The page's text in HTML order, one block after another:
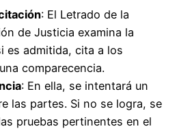
: El Letrado de la
de Justicia examina la
es admitida, cita a los
comparecencia.
: En ella, se intentará un
las partes. Si no se logra, se
pruebas pertinentes en el